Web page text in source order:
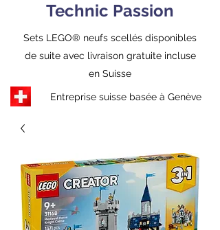
Sets LEGO® neufs scellés disponibles
de suite avec livraison gratuite incluse
en Suisse
Technic Passion
Entreprise suisse basée à Genève